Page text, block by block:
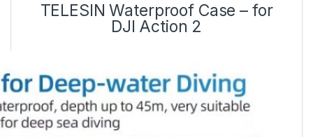
TELESIN Waterproof Case – for
DJI Action 2